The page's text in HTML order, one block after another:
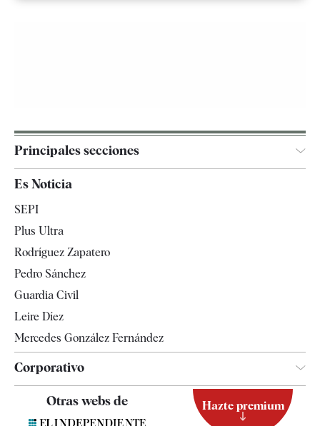
Principales secciones
España
Televisión
Es Noticia
SEPI
Plus Ultra
Rodríguez Zapatero
Pedro Sánchez
Guardia Civil
Leire Díez
Mercedes González Fernández
Corporativo
Contacto
Otras webs de Hazte premium